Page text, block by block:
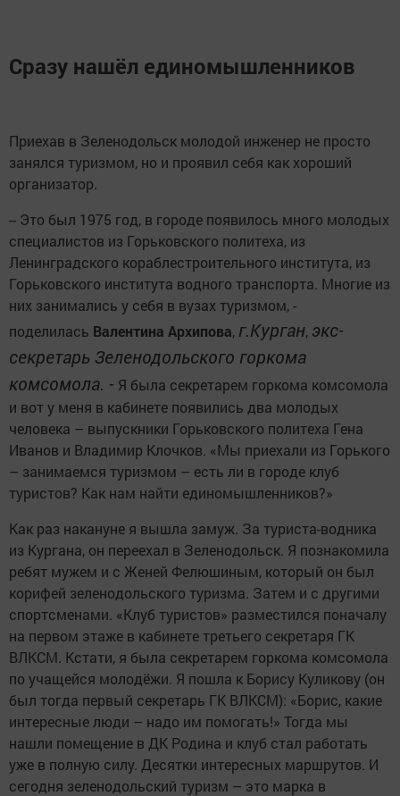
Сразу нашёл единомышленников
Приехав в Зеленодольск молодой инженер не просто
занялся туризмом, но и проявил себя как хороший
организатор.
-- Это был 1975 год, в городе появилось много молодых
специалистов из Горьковского политеха, из
Ленинградского кораблестроительного института, из
Горьковского института водного транспорта. Многие из
них занимались у себя в вузах туризмом, -
поделилась Валентина Архипова, г.Курган, экс-
секретарь Зеленодольского горкома
комсомола. - Я была секретарем горкома комсомола
и вот у меня в кабинете появились два молодых
человека – выпускники Горьковского политеха Гена
Иванов и Владимир Клочков. «Мы приехали из Горького
– занимаемся туризмом – есть ли в городе клуб
туристов? Как нам найти единомышленников?»
Как раз накануне я вышла замуж. За туриста-водника
из Кургана, он переехал в Зеленодольск. Я познакомила
ребят мужем и с Женей Фелюшиным, который он был
корифей зеленодольского туризма. Затем и с другими
спортсменами. «Клуб туристов» разместился поначалу
на первом этаже в кабинете третьего секретаря ГК
ВЛКСМ. Кстати, я была секретарем горкома комсомола
по учащейся молодёжи. Я пошла к Борису Куликову (он
был тогда первый секретарь ГК ВЛКСМ): «Борис, какие
интересные люди – надо им помогать!» Тогда мы
нашли помещение в ДК Родина и клуб стал работать
уже в полную силу. Десятки интересных маршрутов. И
сегодня зеленодольский туризм – это марка в